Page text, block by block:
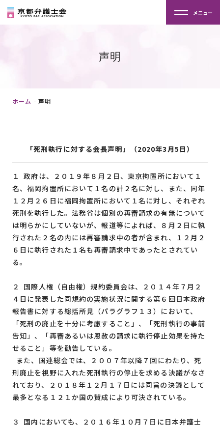
メニュー
声明
ホーム 声明
「死刑執行に対する会長声明」（2020年3月5日）
１ 政府は、２０１９年８月２日、東京拘置所において１
名、福岡拘置所において１名の計２名に対し、また、同年
１２月２６日に福岡拘置所において１名に対し、それぞれ
死刑を執行した。法務省は個別の再審請求の有無について
は明らかにしていないが、報道等によれば、８月２日に執
行された２名の内には再審請求中の者が含まれ、１２月２
６日に執行された１名も再審請求中であったとされてい
る。
２ 国際人権（自由権）規約委員会は、２０１４年７月２
４日に発表した同規約の実施状況に関する第６回日本政府
報告書に対する総括所見（パラグラフ１３）において、
「死刑の廃止を十分に考慮すること」、「死刑執行の事前
告知」、「再審あるいは恩赦の請求に執行停止効果を持た
せること」等を勧告している。
また、国連総会では、２００７年以降７回にわたり、死
刑廃止を視野に入れた死刑執行の停止を求める決議がなさ
れており、２０１８年１２月１７日には同旨の決議として
最多となる１２１か国の賛成により可決されている。
３ 国内においても、２０１６年１０月７日に日本弁護士